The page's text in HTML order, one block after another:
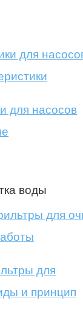
для насосов
воды
для
и принцип